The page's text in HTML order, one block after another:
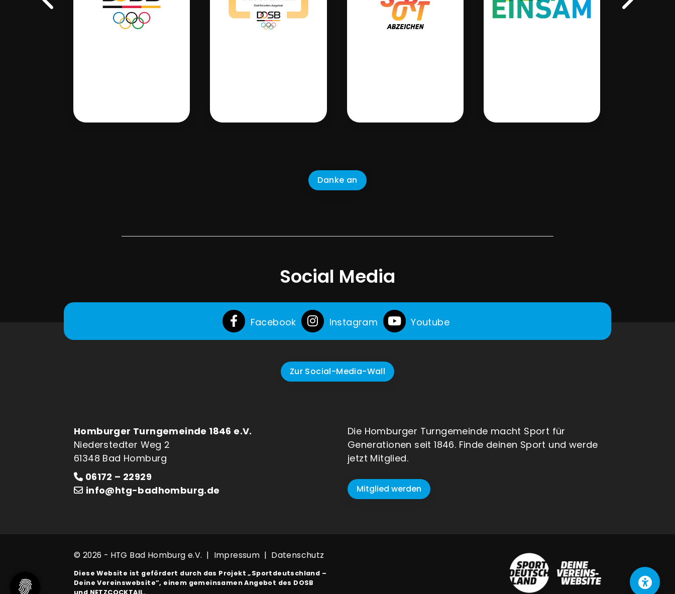
Danke an
Social Media
Facebook Instagram Youtube
Zur Social-Media-Wall
Homburger Turngemeinde 1846 e.V.
Niederstedter Weg 2
61348 Bad Homburg
06172 – 22929
info@htg-badhomburg.de
Die Homburger Turngemeinde macht Sport für
Generationen seit 1846. Finde deinen Sport und werde
jetzt Mitglied.
Mitglied werden
© 2026 - HTG Bad Homburg e.V. | Impressum | Datenschutz
Diese Website ist gefördert durch das Projekt„Sportdeutschland –
Deine Vereinswebsite”, einem gemeinsamen Angebot des DOSB
und NETZCOCKTAIL.